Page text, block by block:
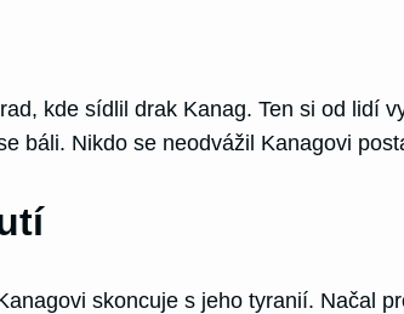
kde sídlil drak Kanag. Ten si od lidí
báli. Nikdo se neodvážil Kanagovi
skoncuje s jeho tyranií. Načal